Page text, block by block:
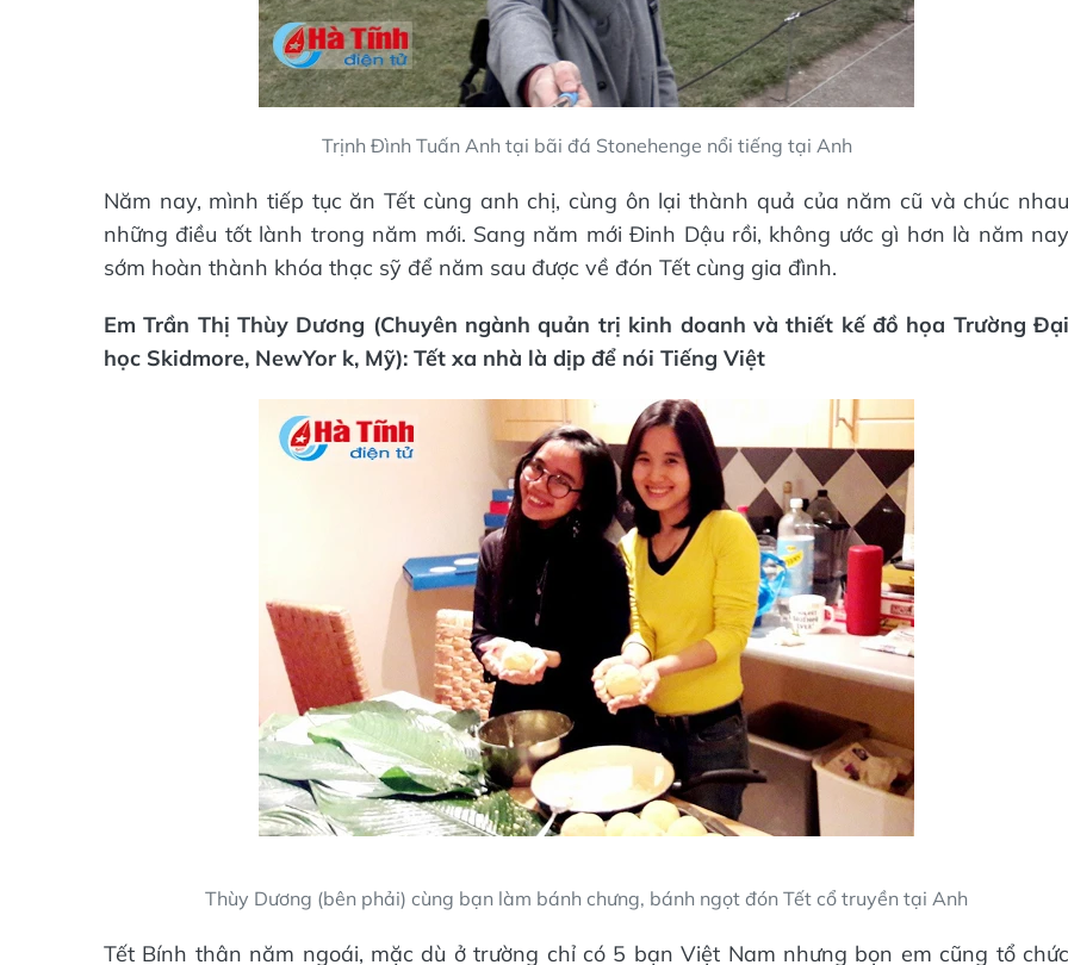
Trịnh Đình Tuấn Anh tại bãi đá Stonehenge nổi tiếng tại Anh
Năm nay, mình tiếp tục ăn Tết cùng anh chị, cùng ôn lại thành quả của năm cũ và chúc nhau
những điều tốt lành trong năm mới. Sang năm mới Đinh Dậu rồi, không ước gì hơn là năm nay
sớm hoàn thành khóa thạc sỹ để năm sau được về đón Tết cùng gia đình.
Em Trần Thị Thùy Dương (Chuyên ngành quản trị kinh doanh và thiết kế đồ họa Trường Đại
học Skidmore, NewYor k, Mỹ): Tết xa nhà là dịp để nói Tiếng Việt
Thùy Dương (bên phải) cùng bạn làm bánh chưng, bánh ngọt đón Tết cổ truyền tại Anh
Tết Bính thân năm ngoái, mặc dù ở trường chỉ có 5 bạn Việt Nam nhưng bọn em cũng tổ chức